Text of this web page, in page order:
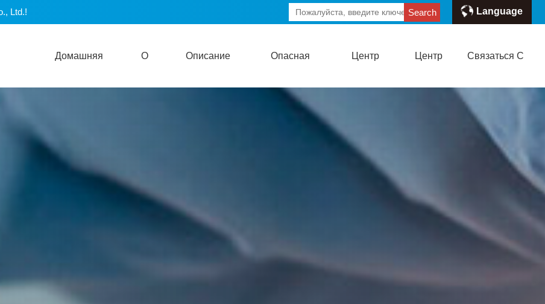
Ltd.! Search Language
Домашняя
Страница
О
Синьцзине
Описание
Продукта
Опасная
Информация
Центр
Новостей
Центр
Талантов
Связаться С
Нами